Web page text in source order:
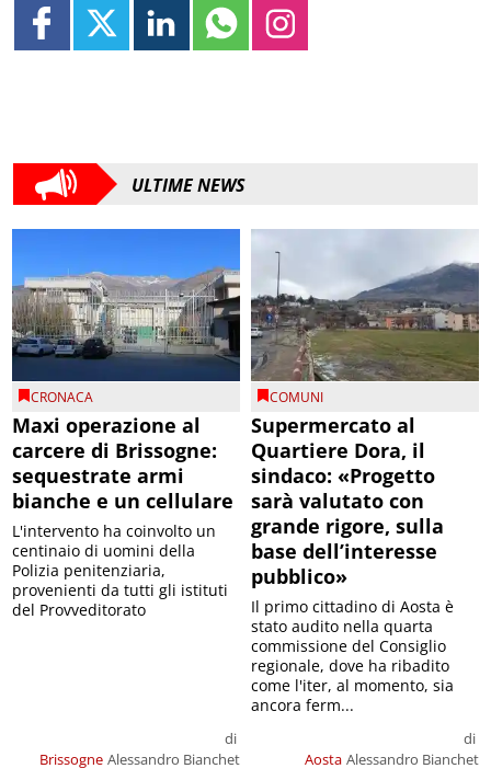
ULTIME NEWS
CRONACA
Maxi operazione al
carcere di Brissogne:
sequestrate armi
bianche e un cellulare
Brissogne
di
Alessandro Bianchet
L'intervento ha coinvolto un
centinaio di uomini della
Polizia penitenziaria,
provenienti da tutti gli istituti
del Provveditorato
COMUNI
Supermercato al
Quartiere Dora, il
sindaco: «Progetto
sarà valutato con
grande rigore, sulla
base dell’interesse
pubblico»
Aosta
di
Alessandro Bianchet
Il primo cittadino di Aosta è
stato audito nella quarta
commissione del Consiglio
regionale, dove ha ribadito
come l'iter, al momento, sia
ancora ferm...